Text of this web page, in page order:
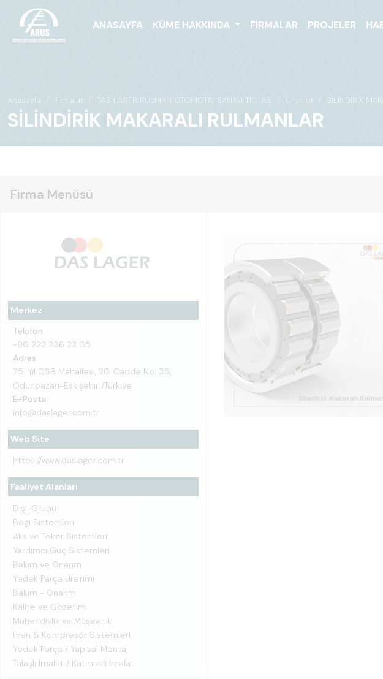
ANASAYFA KÜME HAKKINDA FIRMALAR PROJELER
Anasayfa Firmalar DAS LAGER RULMAN OTOMOTİV SANAYİ TİC. A.Ş. Ürünler SİLİNDİRİK
SİLİNDİRİK MAKARALI RULMANLAR
Firma Menüsü
Merkez
Telefon
+90 222 236 22 05
Adres
75. Yıl OSB Mahallesi, 20. Cadde No: 35,
Odunpazarı-Eskişehir /Türkiye
E-Posta
info@daslager.com.tr
Web Site
https://www.daslager.com.tr
Faaliyet Alanları
Dişli Grubu
Bogi Sistemleri
Aks ve Teker Sistemleri
Yardımcı Güç Sistemleri
Bakım ve Onarım
Yedek Parça Üretimi
Bakım - Onarım
Kalite ve Gözetim
Mühendislik ve Müşavirlik
Fren & Kompresör Sistemleri
Yedek Parça / Yapısal Montaj
Talaşlı İmalat / Katmanlı İmalat